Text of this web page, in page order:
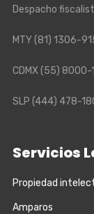
Despacho
MTY(81) 1306-
CDMX(55) 8000-
SLP (444) 478-
Servicios
Propiedad
Amparos